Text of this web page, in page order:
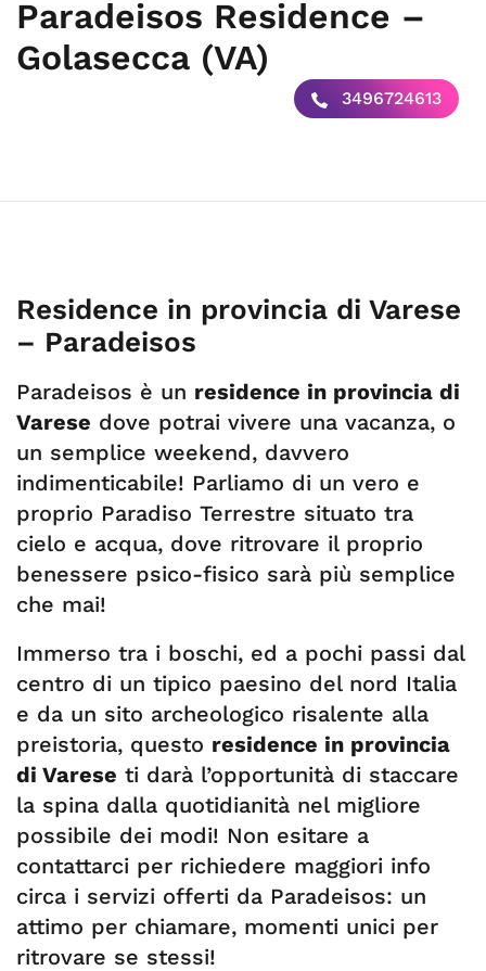
Paradeisos Residence –
Golasecca (VA)
3496724613
Residence in provincia di Varese
– Paradeisos
Paradeisos è un residence in provincia di
Varese dove potrai vivere una vacanza, o
un semplice weekend, davvero
indimenticabile! Parliamo di un vero e
proprio Paradiso Terrestre situato tra
cielo e acqua, dove ritrovare il proprio
benessere psico-fisico sarà più semplice
che mai!
Immerso tra i boschi, ed a pochi passi dal
centro di un tipico paesino del nord Italia
e da un sito archeologico risalente alla
preistoria, questo residence in provincia
di Varese ti darà l’opportunità di staccare
la spina dalla quotidianità nel migliore
possibile dei modi! Non esitare a
contattarci per richiedere maggiori info
circa i servizi offerti da Paradeisos: un
attimo per chiamare, momenti unici per
ritrovare se stessi!